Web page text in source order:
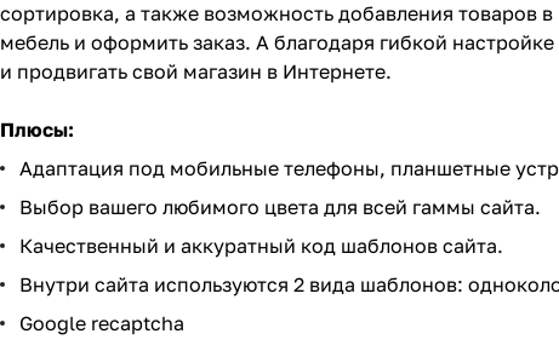
сортировка, а также возможность добавления товаров
мебель и оформить заказ. А благодаря гибкой
и продвигать свой магазин в Интернете.
Плюсы:
Адаптация под мобильные телефоны, планшетные
Выбор вашего любимого цвета для всей гаммы сайта.
Качественный и аккуратный код шаблонов сайта.
Внутри сайта используются 2 вида шаблонов:
Google recaptcha